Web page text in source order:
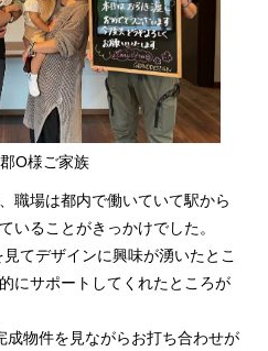
O様ご家族
職場は都内で働いていて駅から
いることがきっかけでした。
てデザインに興味が湧いたとこ
にサポートしてくれたところが
成物件を見ながらお打ち合わせが